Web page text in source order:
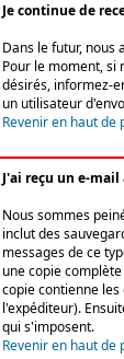
Je continue de
Dans le futur, nous
Pour le moment, si
désirés, informez-
un utilisateur
Revenir en haut de
J'ai reçu un e-
Nous sommes
inclut des
messages de ce
une copie
copie contienne
l'expéditeur).
qui s'imposent.
Revenir en haut de